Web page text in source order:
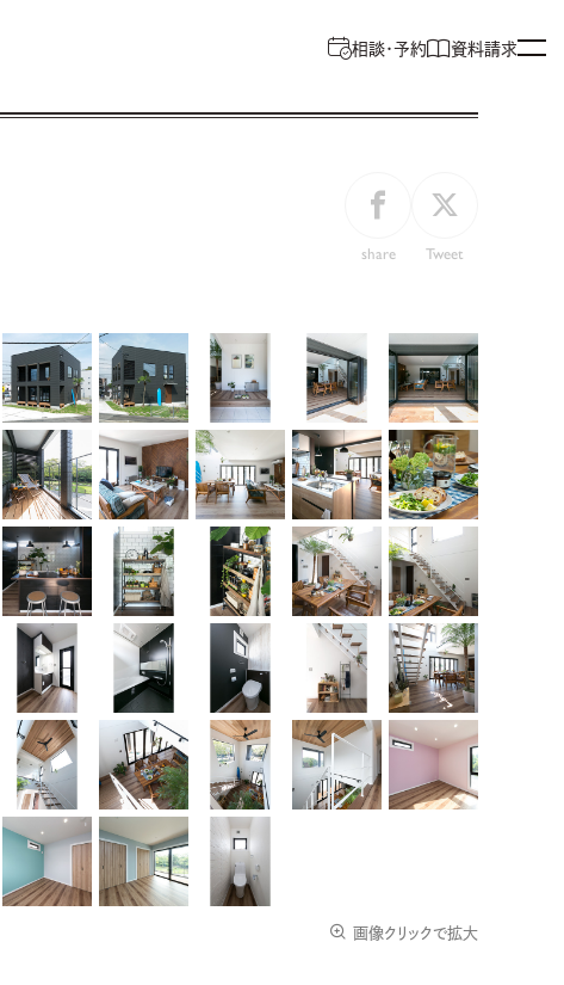
相談・予約 資料請求
share Tweet
画像クリックで拡大